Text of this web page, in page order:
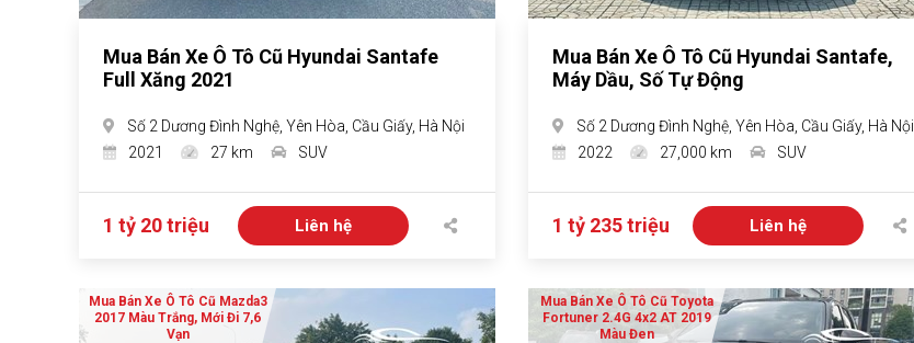
Mua Bán Xe Ô Tô Cũ Hyundai Santafe
Full Xăng 2021
Số 2 Dương Đình Nghệ, Yên Hòa, Cầu Giấy, Hà Nội
2021
27 km SUV
1 tỷ 20 triệu Liên hệ
Mua Bán Xe Ô Tô Cũ Hyundai Santafe,
Máy Dầu, Số Tự Động
Số 2 Dương Đình Nghệ, Yên Hòa, Cầu Giấy, Hà Nội
2022
27,000 km SUV
1 tỷ 235 triệu Liên hệ
Mua Bán Xe Ô Tô Cũ Mazda3
2017 Màu Trắng, Mới Đi 7,6
Vạn
Mua Bán Xe Ô Tô Cũ Toyota
Fortuner 2.4G 4x2 AT 2019
Màu Đen